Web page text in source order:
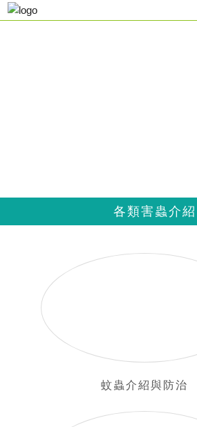
各類害蟲介紹
蚊蟲介紹與防治